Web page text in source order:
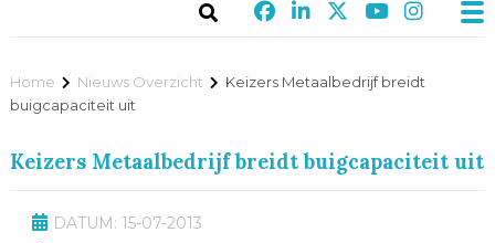
Home Nieuws Overzicht
Keizers Metaalbedrijf breidt
buigcapaciteit uit
Keizers Metaalbedrijf breidt buigcapaciteit uit
DATUM: 15-07-2013